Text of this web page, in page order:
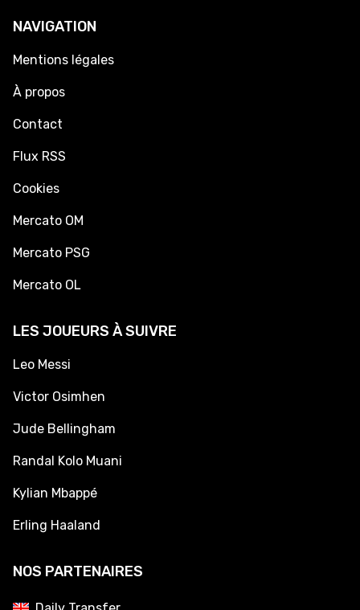
NAVIGATION
Mentions légales
À propos
Contact
Flux RSS
Cookies
Mercato OM
Mercato PSG
Mercato OL
LES JOUEURS À SUIVRE
Leo Messi
Victor Osimhen
Jude Bellingham
Randal Kolo Muani
Kylian Mbappé
Erling Haaland
NOS PARTENAIRES